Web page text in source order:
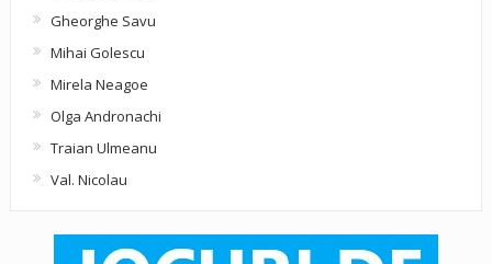
Gheorghe Savu
Mihai Golescu
Mirela Neagoe
Olga Andronachi
Traian Ulmeanu
Val. Nicolau